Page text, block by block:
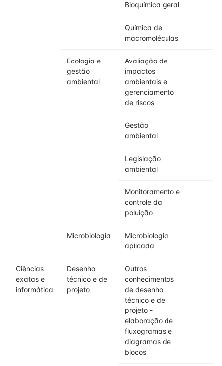
Bioquímica geral
Química de
macromoléculas
Ecologia e
gestão
ambiental
Avaliação de
impactos
ambientais e
gerenciamento
de riscos
Gestão
ambiental
Legislação
ambiental
Monitoramento e
controle da
poluição
Microbiologia
Microbiologia
aplicada
Ciências
exatas e
informática
Desenho
técnico e de
projeto
Outros
conhecimentos
de desenho
técnico e de
projeto -
elaboração de
fluxogramas e
diagramas de
blocos